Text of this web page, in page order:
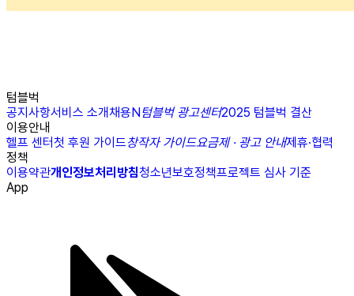
텀블벅
공지사항서비스 소개채용N텀블벅 광고센터2025 텀블벅 결산
이용안내
헬프 센터첫 후원 가이드창작자 가이드요금제 · 광고 안내제휴·협력
정책
이용약관개인정보처리방침청소년보호정책프로젝트 심사 기준
App